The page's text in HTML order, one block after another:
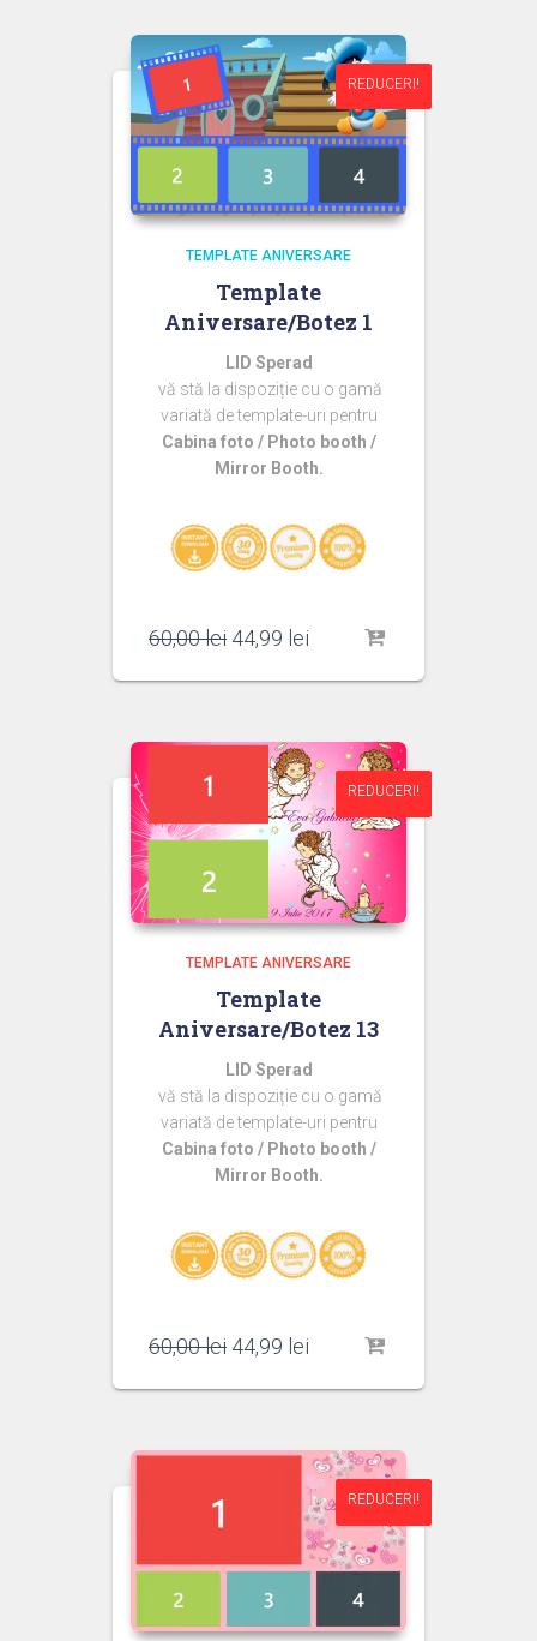
60,00 lei.
REDUCERI!
REDUCERI!
TEMPLATE ANIVERSARE
Template
Aniversare/Botez 1
LID Sperad
vă stă la dispoziție cu o gamă
variată de template-uri pentru
Cabina foto / Photo booth /
Mirror Booth.
60,00lei Prețul
a
60,00 lei.
44,99 lei
este:
REDUCERI!
REDUCERI!
TEMPLATE ANIVERSARE
Template
Aniversare/Botez 13
LID Sperad
vă stă la dispoziție cu o gamă
variată de template-uri pentru
Cabina foto / Photo booth /
Mirror Booth.
60,00lei Prețul
a
60,00 lei.
44,99 lei
este:
REDUCERI!
REDUCERI!